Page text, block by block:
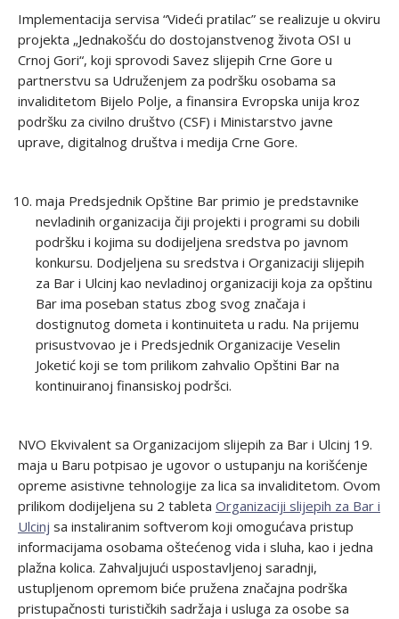
Implementacija servisa “Videći pratilac” se realizuje u okviru
projekta „Jednakošću do dostojanstvenog života OSI u
Crnoj Gori“, koji sprovodi Savez slijepih Crne Gore u
partnerstvu sa Udruženjem za podršku osobama sa
invaliditetom Bijelo Polje, a finansira Evropska unija kroz
podršku za civilno društvo (CSF) i Ministarstvo javne
uprave, digitalnog društva i medija Crne Gore.
maja Predsjednik Opštine Bar primio je predstavnike
nevladinih organizacija čiji projekti i programi su dobili
podršku i kojima su dodijeljena sredstva po javnom
konkursu. Dodjeljena su sredstva i Organizaciji slijepih
za Bar i Ulcinj kao nevladinoj organizaciji koja za opštinu
Bar ima poseban status zbog svog značaja i
dostignutog dometa i kontinuiteta u radu. Na prijemu
prisustvovao je i Predsjednik Organizacije Veselin
Joketić koji se tom prilikom zahvalio Opštini Bar na
kontinuiranoj finansiskoj podršci.
NVO Ekvivalent sa Organizacijom slijepih za Bar i Ulcinj 19.
maja u Baru potpisao je ugovor o ustupanju na korišćenje
opreme asistivne tehnologije za lica sa invaliditetom. Ovom
prilikom dodijeljena su 2 tableta Organizaciji slijepih za Bar i
Ulcinj sa instaliranim softverom koji omogućava pristup
informacijama osobama oštećenog vida i sluha, kao i jedna
plažna kolica. Zahvaljujući uspostavljenoj saradnji,
ustupljenom opremom biće pružena značajna podrška
pristupačnosti turističkih sadržaja i usluga za osobe sa